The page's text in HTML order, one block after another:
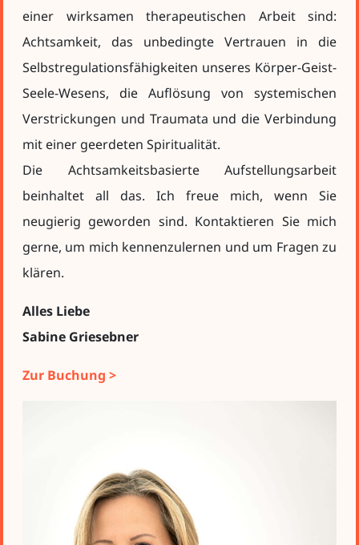
einer wirksamen therapeutischen Arbeit sind:
Achtsamkeit, das unbedingte Vertrauen in die
Selbstregulationsfähigkeiten unseres Körper-Geist-
Seele-Wesens, die Auflösung von systemischen
Verstrickungen und Traumata und die Verbindung
mit einer geerdeten Spiritualität.
Die Achtsamkeitsbasierte Aufstellungsarbeit
beinhaltet all das. Ich freue mich, wenn Sie
neugierig geworden sind. Kontaktieren Sie mich
gerne, um mich kennenzulernen und um Fragen zu
klären.
Alles Liebe
Sabine Griesebner
Zur Buchung >